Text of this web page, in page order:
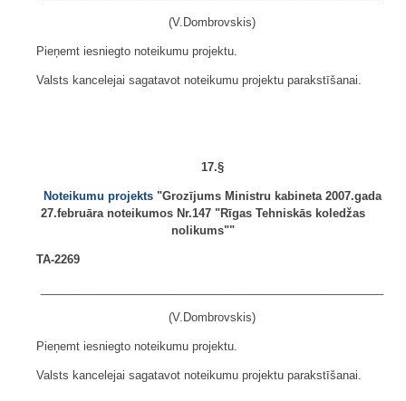
(V.Dombrovskis)
Pieņemt iesniegto noteikumu projektu.
Valsts kancelejai sagatavot noteikumu projektu parakstīšanai.
17.§
Noteikumu projekts"Grozījums Ministru kabineta 2007.gada
27.februāra noteikumos Nr.147 "Rīgas Tehniskās koledžas
nolikums""
TA-2269
(V.Dombrovskis)
Pieņemt iesniegto noteikumu projektu.
Valsts kancelejai sagatavot noteikumu projektu parakstīšanai.